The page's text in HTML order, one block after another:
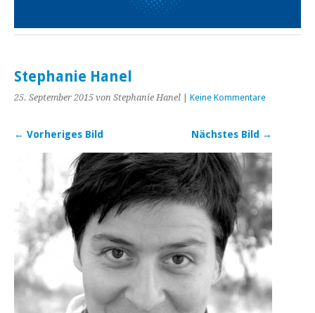
Stephanie Hanel
25. September 2015 von Stephanie Hanel | Keine Kommentare
← Vorheriges Bild Nächstes Bild →